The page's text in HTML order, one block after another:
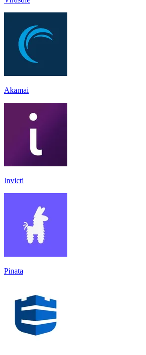
Akamai
Invicti
Pinata